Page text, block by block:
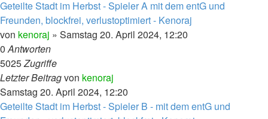
Geteilte Stadt im Herbst - Spieler A mit dem entG und
Freunden, blockfrei, verlustoptimiert - Kenoraj
von kenoraj » Samstag 20. April 2024, 12:20
0Antworten
5025Zugriffe
Letzter Beitragvon kenoraj
Samstag 20. April 2024, 12:20
Geteilte Stadt im Herbst - Spieler B - mit dem entG und